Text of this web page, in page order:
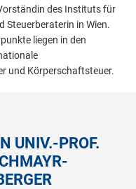
des Instituts für
Steuerberaterin in Wien.
liegen in den
und Körperschaftsteuer.
UNIV.-PROF.